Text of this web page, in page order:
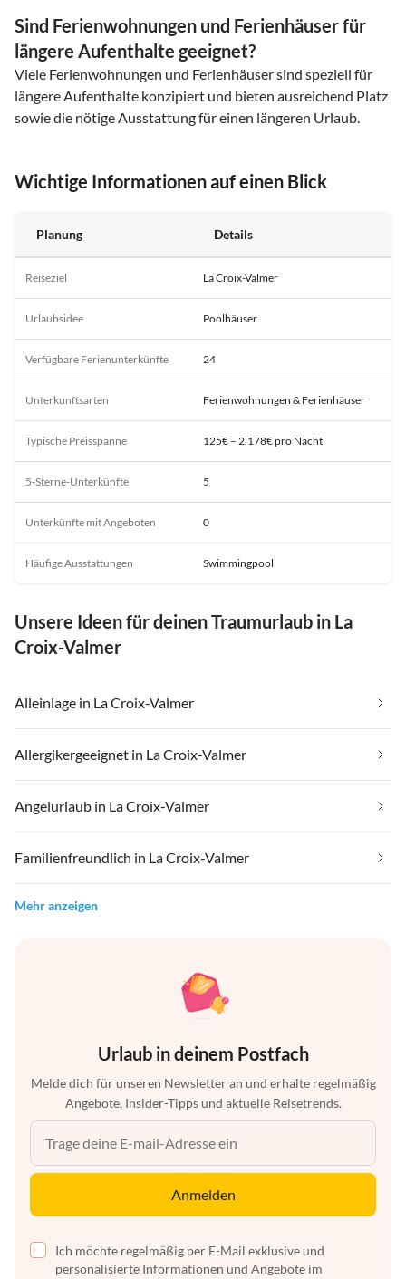
Sind Ferienwohnungen und Ferienhäuser für
längere Aufenthalte geeignet?
Viele Ferienwohnungen und Ferienhäuser sind speziell für
längere Aufenthalte konzipiert und bieten ausreichend Platz
sowie die nötige Ausstattung für einen längeren Urlaub.
Wichtige Informationen auf einen Blick
Planung Details
Reiseziel La Croix-Valmer
Urlaubsidee Poolhäuser
Verfügbare Ferienunterkünfte 24
Unterkunftsarten Ferienwohnungen & Ferienhäuser
Typische Preisspanne 125€ – 2.178€ pro Nacht
5-Sterne-Unterkünfte 5
Unterkünfte mit Angeboten 0
Häufige Ausstattungen Swimmingpool
Unsere Ideen für deinen Traumurlaub in La
Croix-Valmer
Alleinlage in La Croix-Valmer
Allergikergeeignet in La Croix-Valmer
Angelurlaub in La Croix-Valmer
Familienfreundlich in La Croix-Valmer
Mehr anzeigen
Urlaub in deinem Postfach
Melde dich für unseren Newsletter an und erhalte regelmäßig
Angebote, Insider-Tipps und aktuelle Reisetrends.
Anmelden
Ich möchte regelmäßig per E-Mail exklusive und
personalisierte Informationen und Angebote im